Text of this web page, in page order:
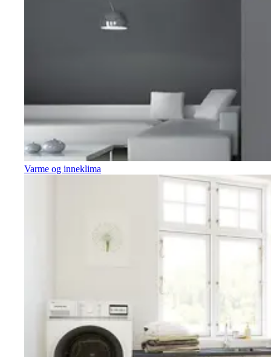
Varme og inneklima